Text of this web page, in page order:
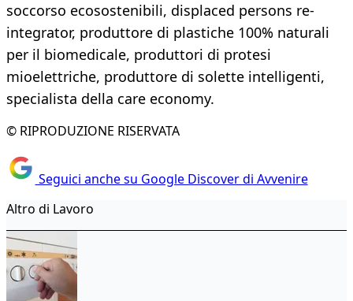
soccorso ecosostenibili, displaced persons re-
integrator, produttore di plastiche 100% naturali
per il biomedicale, produttori di protesi
mioelettriche, produttore di solette intelligenti,
specialista della care economy.
© RIPRODUZIONE RISERVATA
Seguici anche su Google Discover di Avvenire
Altro di Lavoro